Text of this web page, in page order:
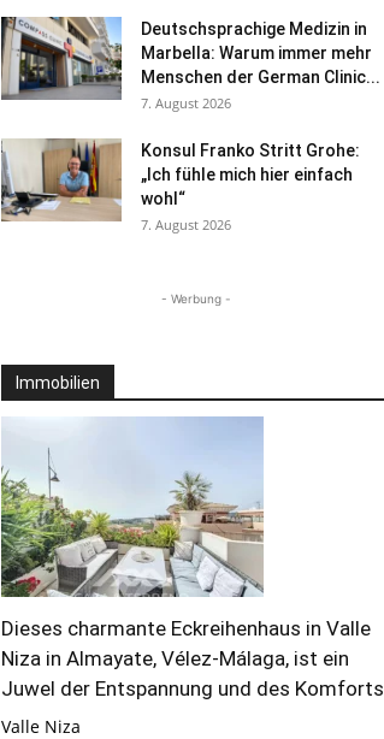
Deutschsprachige Medizin in
Marbella: Warum immer mehr
Menschen der German Clinic...
7. August 2026
Konsul Franko Stritt Grohe:
„Ich fühle mich hier einfach
wohl“
7. August 2026
- Werbung -
Immobilien
Dieses charmante Eckreihenhaus in Valle
Niza in Almayate, Vélez-Málaga, ist ein
Juwel der Entspannung und des Komforts
Valle Niza